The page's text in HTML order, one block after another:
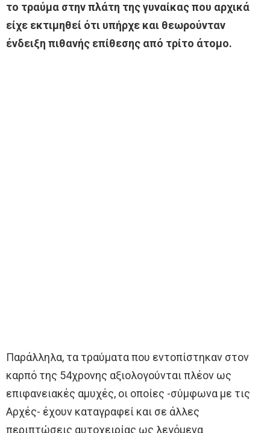
το τραύμα στην πλάτη της γυναίκας που αρχικά
είχε εκτιμηθεί ότι υπήρχε και θεωρούνταν
ένδειξη πιθανής επίθεσης από τρίτο άτομο.
Παράλληλα, τα τραύματα που εντοπίστηκαν στον
καρπό της 54χρονης αξιολογούνται πλέον ως
επιφανειακές αμυχές, οι οποίες -σύμφωνα με τις
Αρχές- έχουν καταγραφεί και σε άλλες
περιπτώσεις αυτοχειρίας ως λεγόμενα